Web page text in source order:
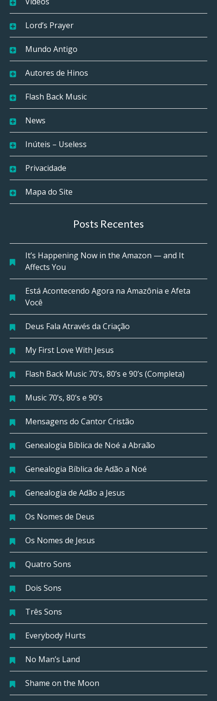
Lord’s Prayer
Mundo Antigo
Autores de Hinos
Flash Back Music
News
Inúteis – Useless
Privacidade
Mapa do Site
Posts Recentes
It’s Happening Now in the Amazon — and It
Affects You
Está Acontecendo Agora na Amazônia e Afeta
Você
Deus Fala Através da Criação
My First Love With Jesus
Flash Back Music 70’s, 80’s e 90’s (Completa)
Music 70’s, 80’s e 90’s
Mensagens do Cantor Cristão
Genealogia Bíblica de Noé a Abraão
Genealogia Bíblica de Adão a Noé
Genealogia de Adão a Jesus
Os Nomes de Deus
Os Nomes de Jesus
Quatro Sons
Dois Sons
Três Sons
Everybody Hurts
No Man’s Land
Shame on the Moon